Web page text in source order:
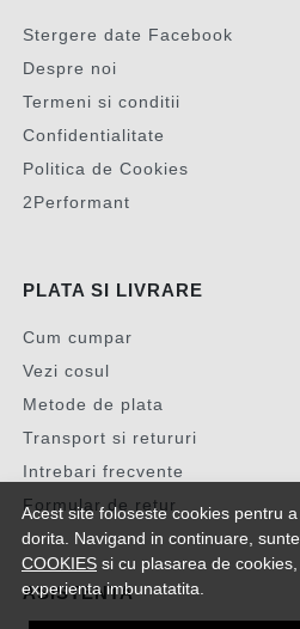
Acest site foloseste cookies pentru
dorita. Navigand in continuare,
COOKIES si cu plasarea de
experienta imbunatatita.
Stergere date Facebook
Despre noi
Termeni si conditii
Confidentialitate
Politica de Cookies
2Performant
PLATA SI LIVRARE
Cum cumpar
Vezi cosul
Metode de plata
Transport si retururi
Intrebari frecvente
Formular de retur
ASISTENTA